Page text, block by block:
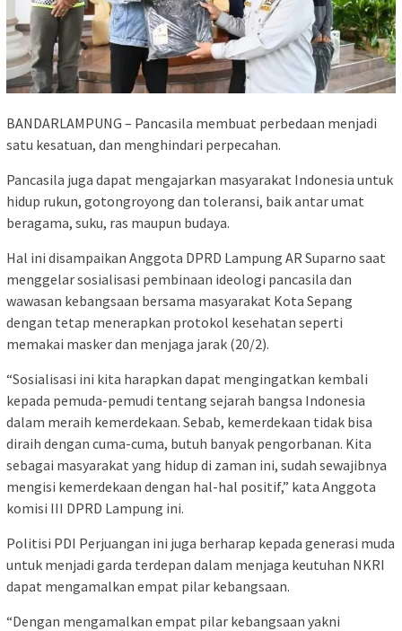
BANDARLAMPUNG – Pancasila membuat perbedaan menjadi
satu kesatuan, dan menghindari perpecahan.
Pancasila juga dapat mengajarkan masyarakat Indonesia untuk
hidup rukun, gotongroyong dan toleransi, baik antar umat
beragama, suku, ras maupun budaya.
Hal ini disampaikan Anggota DPRD Lampung AR Suparno saat
menggelar sosialisasi pembinaan ideologi pancasila dan
wawasan kebangsaan bersama masyarakat Kota Sepang
dengan tetap menerapkan protokol kesehatan seperti
memakai masker dan menjaga jarak (20/2).
“Sosialisasi ini kita harapkan dapat mengingatkan kembali
kepada pemuda-pemudi tentang sejarah bangsa Indonesia
dalam meraih kemerdekaan. Sebab, kemerdekaan tidak bisa
diraih dengan cuma-cuma, butuh banyak pengorbanan. Kita
sebagai masyarakat yang hidup di zaman ini, sudah sewajibnya
mengisi kemerdekaan dengan hal-hal positif,” kata Anggota
komisi III DPRD Lampung ini.
Politisi PDI Perjuangan ini juga berharap kepada generasi muda
untuk menjadi garda terdepan dalam menjaga keutuhan NKRI
dapat mengamalkan empat pilar kebangsaan.
“Dengan mengamalkan empat pilar kebangsaan yakni